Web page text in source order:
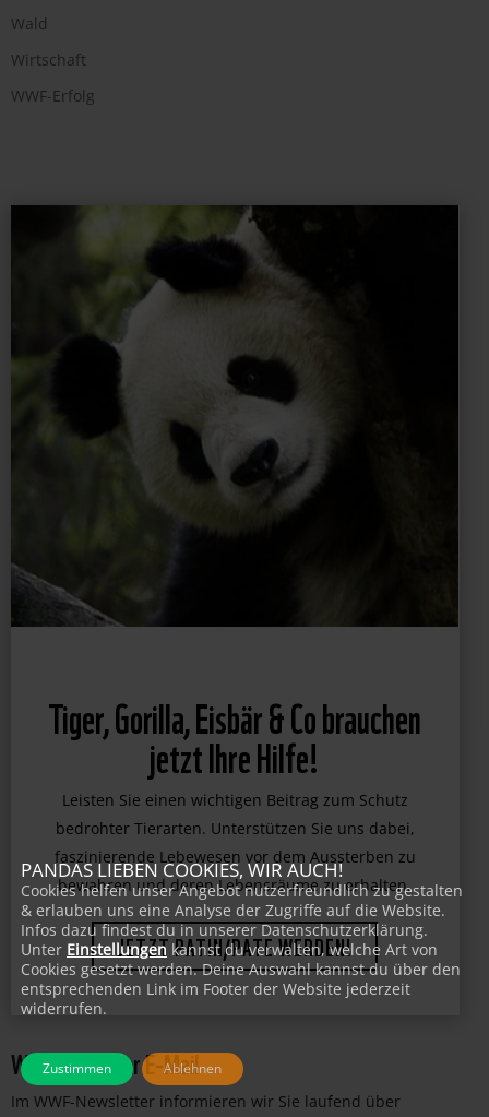
Wald
Wirtschaft
WWF-Erfolg
Tiger, Gorilla, Eisbär & Co brauchen
jetzt Ihre Hilfe!
Leisten Sie einen wichtigen Beitrag zum Schutz
faszinierende Lebewesen vor dem Aussterben zu
bewahren und deren Lebensräume zu erhalten.
JETZT PATIN/PATE WERDEN!
WWF-News per E-Mail
Im WWF-Newsletter informieren wir Sie laufend über
PANDAS LIEBEN COOKIES, WIR AUCH!
Cookies helfen unser Angebot nutzerfreundlich zu gestalten
& erlauben uns eine Analyse der Zugriffe auf die Website.
Infos dazu findest du in unserer Datenschutzerklärung.
Unter Einstellungen kannst du verwalten, welche Art von
Cookies gesetzt werden. Deine Auswahl kannst du über den
entsprechenden Link im Footer der Website jederzeit
widerrufen.
Zustimmen Ablehnen